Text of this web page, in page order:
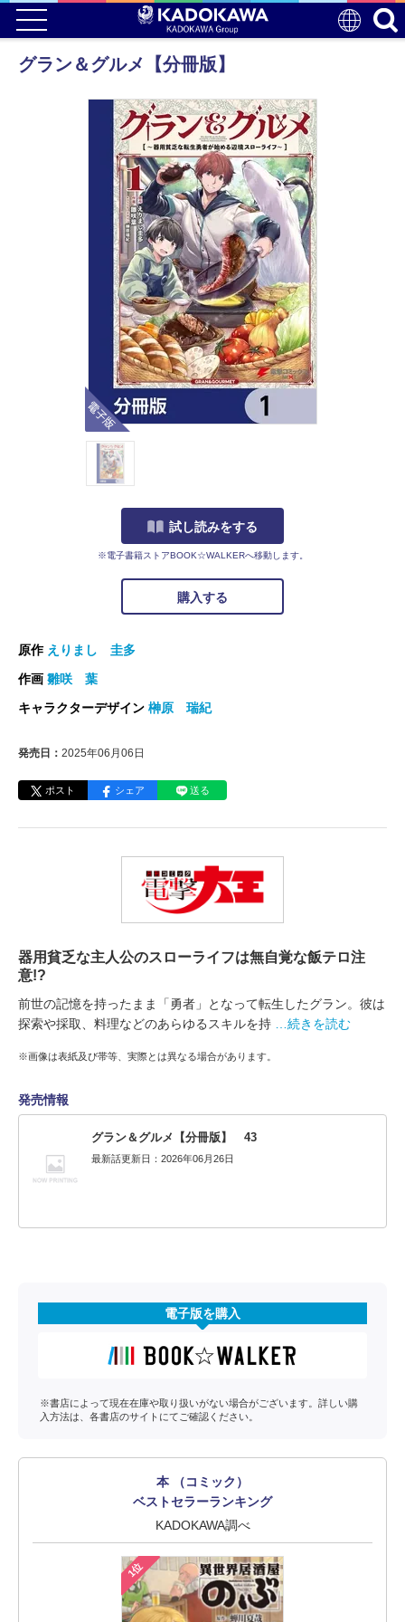
グラン＆グルメ【分冊版】
電子版
試し読みをする
※電子書籍ストアBOOK☆WALKERへ移動します。
購入する
原作 えりまし 圭多
作画 雛咲 葉
キャラクターデザイン 榊原 瑞紀
発売日： 2025年06月06日
ポスト シェア 送る
器用貧乏な主人公のスローライフは無自覚な飯テロ注
意!?
前世の記憶を持ったまま「勇者」となって転生したグラン。彼は
探索や採取、料理などのあらゆるスキルを持
…続きを読む
※画像は表紙及び帯等、実際とは異なる場合があります。
発売情報
グラン＆グルメ【分冊版】 43
最新話更新日：2026年06月26日
電子版を購入
※書店によって現在在庫や取り扱いがない場合がございます。詳しい購
入方法は、各書店のサイトにてご確認ください。
本 （コミック）
ベストセラーランキング
KADOKAWA調べ
1位